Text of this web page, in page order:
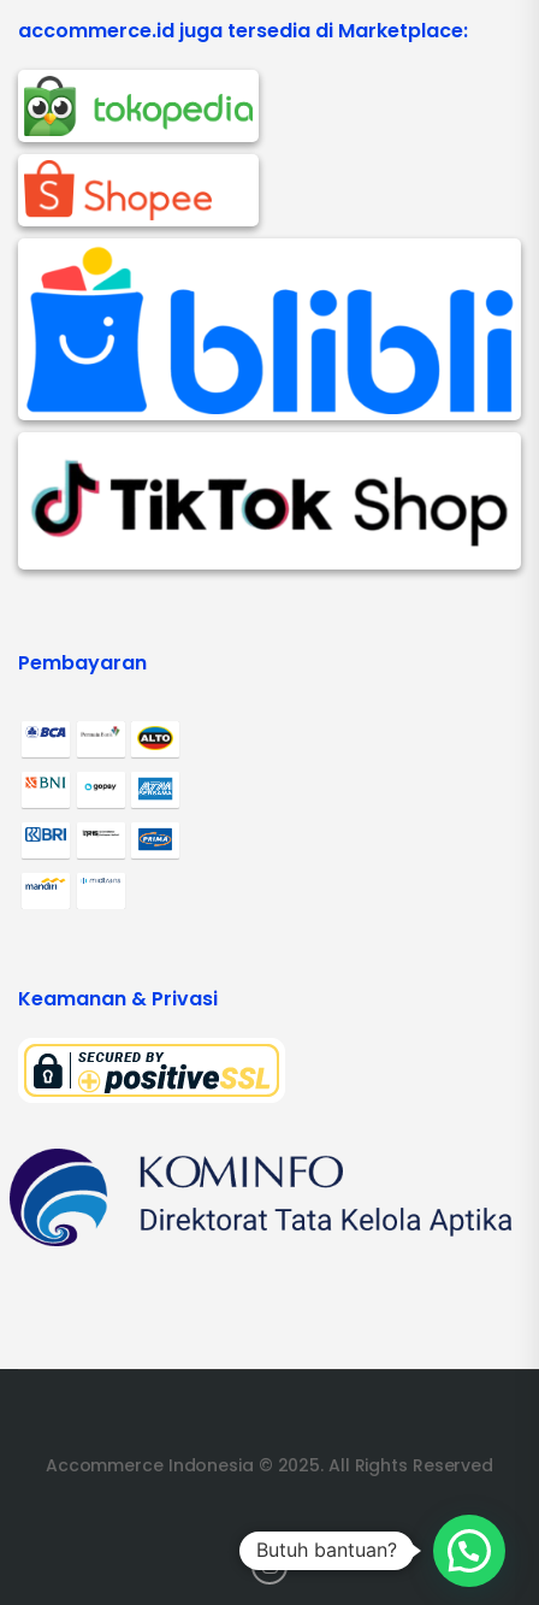
accommerce.id juga tersedia di Marketplace:
Pembayaran
Keamanan & Privasi
Accommerce Indonesia © 2025. All Rights Reserved
Butuh bantuan?